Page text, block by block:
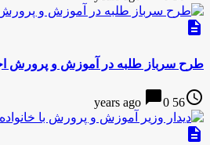
description
طرح سرباز طلبه در آموزش و پرورش
access_time
56 years ago
chat_bubble0
description